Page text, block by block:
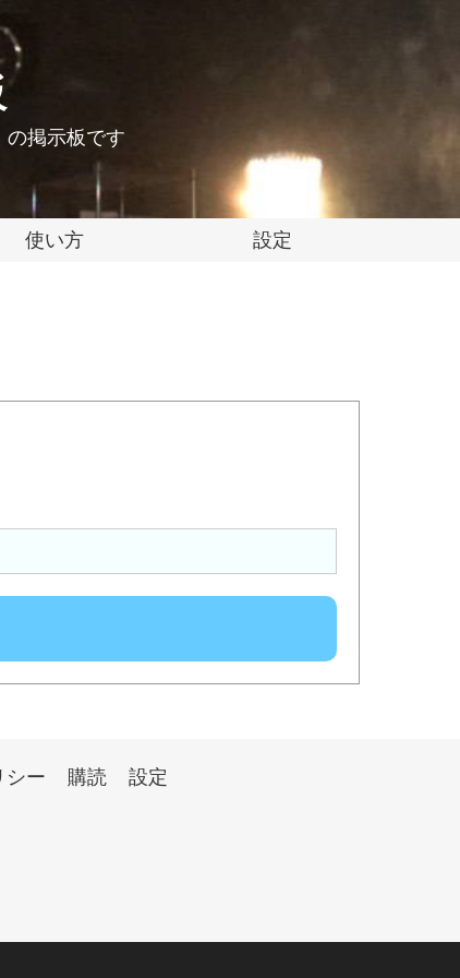
の掲示板です
使い方 設定
シー 購読 設定